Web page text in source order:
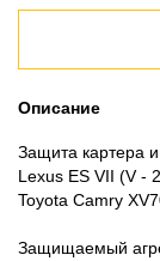
Описание
Защита картера
Lexus ES VII (V -
Toyota Camry
Защищаемый